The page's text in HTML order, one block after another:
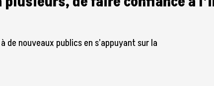
de nouveaux publics en s’appuyant sur la